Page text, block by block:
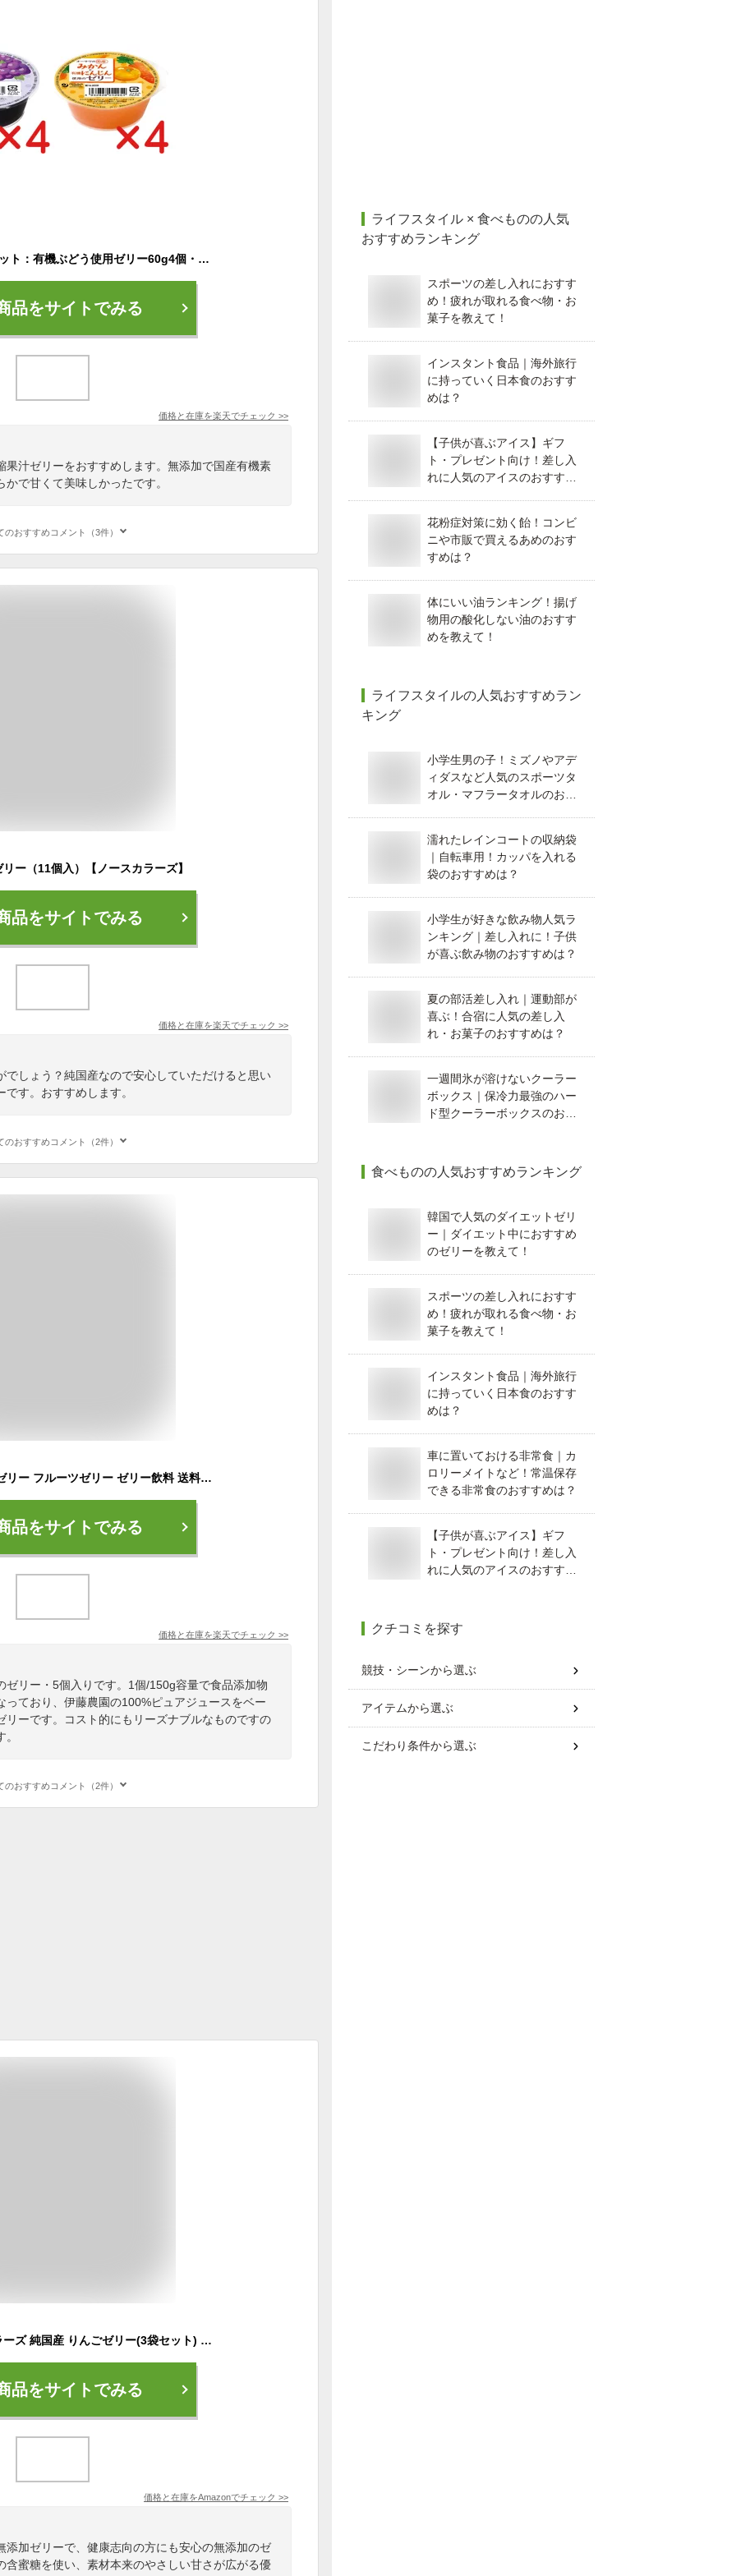
濃縮果汁ゼリー8個セット：有機ぶどう使用ゼリー60g4個・国産みかん・有機にんじん使用のゼリー60g4個【全8個・送料無料】コンパクト便で配送★砂糖不使用★オーサワジャパン
品をサイトでみる
価格と在庫を楽天でチェック >>
果汁ゼリーをおすすめします。無添加で国産有機素
で甘くて美味しかったです。
のおすすめコメント（3件）
ー（11個入）【ノースカラーズ】
品をサイトでみる
価格と在庫を楽天でチェック >>
でしょう？純国産なので安心していただけると思い
す。おすすめします。
のおすすめコメント（2件）
ネコポス発送 みかんゼリー フルーツゼリー ゼリー飲料 送料無料 スイーツ 無添加 パック 5個 みかんジュレ 和歌山 国産 お試し ゼリー ギフト お歳暮 御歳暮 結婚内祝 出産内祝 誕生日 快気祝 お取り寄せ 洋菓子
品をサイトでみる
価格と在庫を楽天でチェック >>
ゼリー・5個入りです。1個/150g容量で食品添加物
っており、伊藤農園の100%ピュアジュースをベー
リーです。コスト的にもリーズナブルなものですの
のおすすめコメント（2件）
【無添加】ノースカラーズ 純国産 りんごゼリー(3袋セット) 北海道 天然素材 安心 冷やしておいしく 開封日記入シール付き
品をサイトでみる
価格と在庫をAmazonでチェック >>
添加ゼリーで、健康志向の方にも安心の無添加のゼ
含蜜糖を使い、素材本来のやさしい甘さが広がる優
ライフスタイル × 食べものの人気
おすすめランキング
スポーツの差し入れにおすす
め！疲れが取れる食べ物・お
菓子を教えて！
インスタント食品｜海外旅行
に持っていく日本食のおすす
めは？
【子供が喜ぶアイス】ギフ
ト・プレゼント向け！差し入
れに人気のアイスのおすすめ
花粉症対策に効く飴！コンビ
ニや市販で買えるあめのおす
すめは？
体にいい油ランキング！揚げ
物用の酸化しない油のおすす
めを教えて！
ライフスタイルの人気おすすめラン
キング
小学生男の子！ミズノやアデ
ィダスなど人気のスポーツタ
オル・マフラータオルのおす
濡れたレインコートの収納袋
｜自転車用！カッパを入れる
袋のおすすめは？
小学生が好きな飲み物人気ラ
ンキング｜差し入れに！子供
が喜ぶ飲み物のおすすめは？
夏の部活差し入れ｜運動部が
喜ぶ！合宿に人気の差し入
れ・お菓子のおすすめは？
一週間氷が溶けないクーラー
ボックス｜保冷力最強のハー
ド型クーラーボックスのおす
食べものの人気おすすめランキング
韓国で人気のダイエットゼリ
ー｜ダイエット中におすすめ
のゼリーを教えて！
スポーツの差し入れにおすす
め！疲れが取れる食べ物・お
菓子を教えて！
インスタント食品｜海外旅行
に持っていく日本食のおすす
めは？
車に置いておける非常食｜カ
ロリーメイトなど！常温保存
できる非常食のおすすめは？
【子供が喜ぶアイス】ギフ
ト・プレゼント向け！差し入
れに人気のアイスのおすすめ
クチコミを探す
競技・シーンから選ぶ
アイテムから選ぶ
こだわり条件から選ぶ